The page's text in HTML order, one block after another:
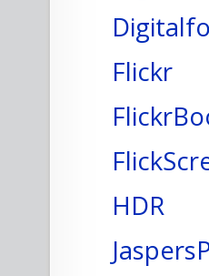
Flickr
HDR